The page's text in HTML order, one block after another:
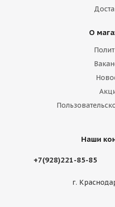
О
Наши
+7(928)221-85-85
г.